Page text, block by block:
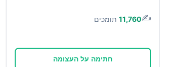
✍️
11,760 תומכים
חתימה על העצומה